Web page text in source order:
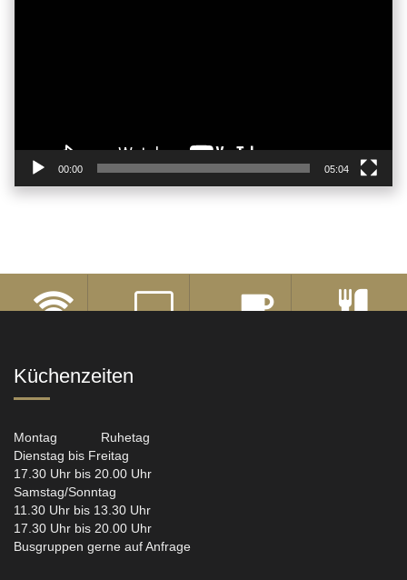
00:00 05:04
Küchenzeiten
Montag Ruhetag
Dienstag bis Freitag
17.30 Uhr bis 20.00 Uhr
Samstag/Sonntag
11.30 Uhr bis 13.30 Uhr
17.30 Uhr bis 20.00 Uhr
Busgruppen gerne auf Anfrage